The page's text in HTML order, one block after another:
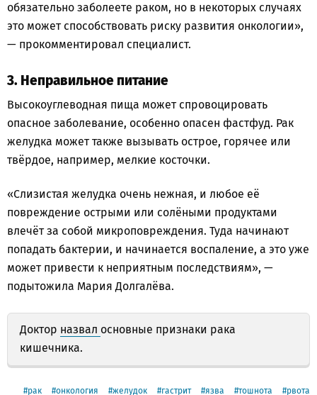
обязательно заболеете раком, но в некоторых случаях
это может способствовать риску развития онкологии»,
— прокомментировал специалист.
3. Неправильное питание
Высокоуглеводная пища может спровоцировать
опасное заболевание, особенно опасен фастфуд. Рак
желудка может также вызывать острое, горячее или
твёрдое, например, мелкие косточки.
«Слизистая желудка очень нежная, и любое её
повреждение острыми или солёными продуктами
влечёт за собой микроповреждения. Туда начинают
попадать бактерии, и начинается воспаление, а это уже
может привести к неприятным последствиям», —
подытожила Мария Долгалёва.
Доктор назвал основные признаки рака
кишечника.
рак онкология желудок гастрит язва тошнота рвота